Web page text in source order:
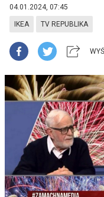
04.01.2024, 07:45
IKEA TV REPUBLIKA